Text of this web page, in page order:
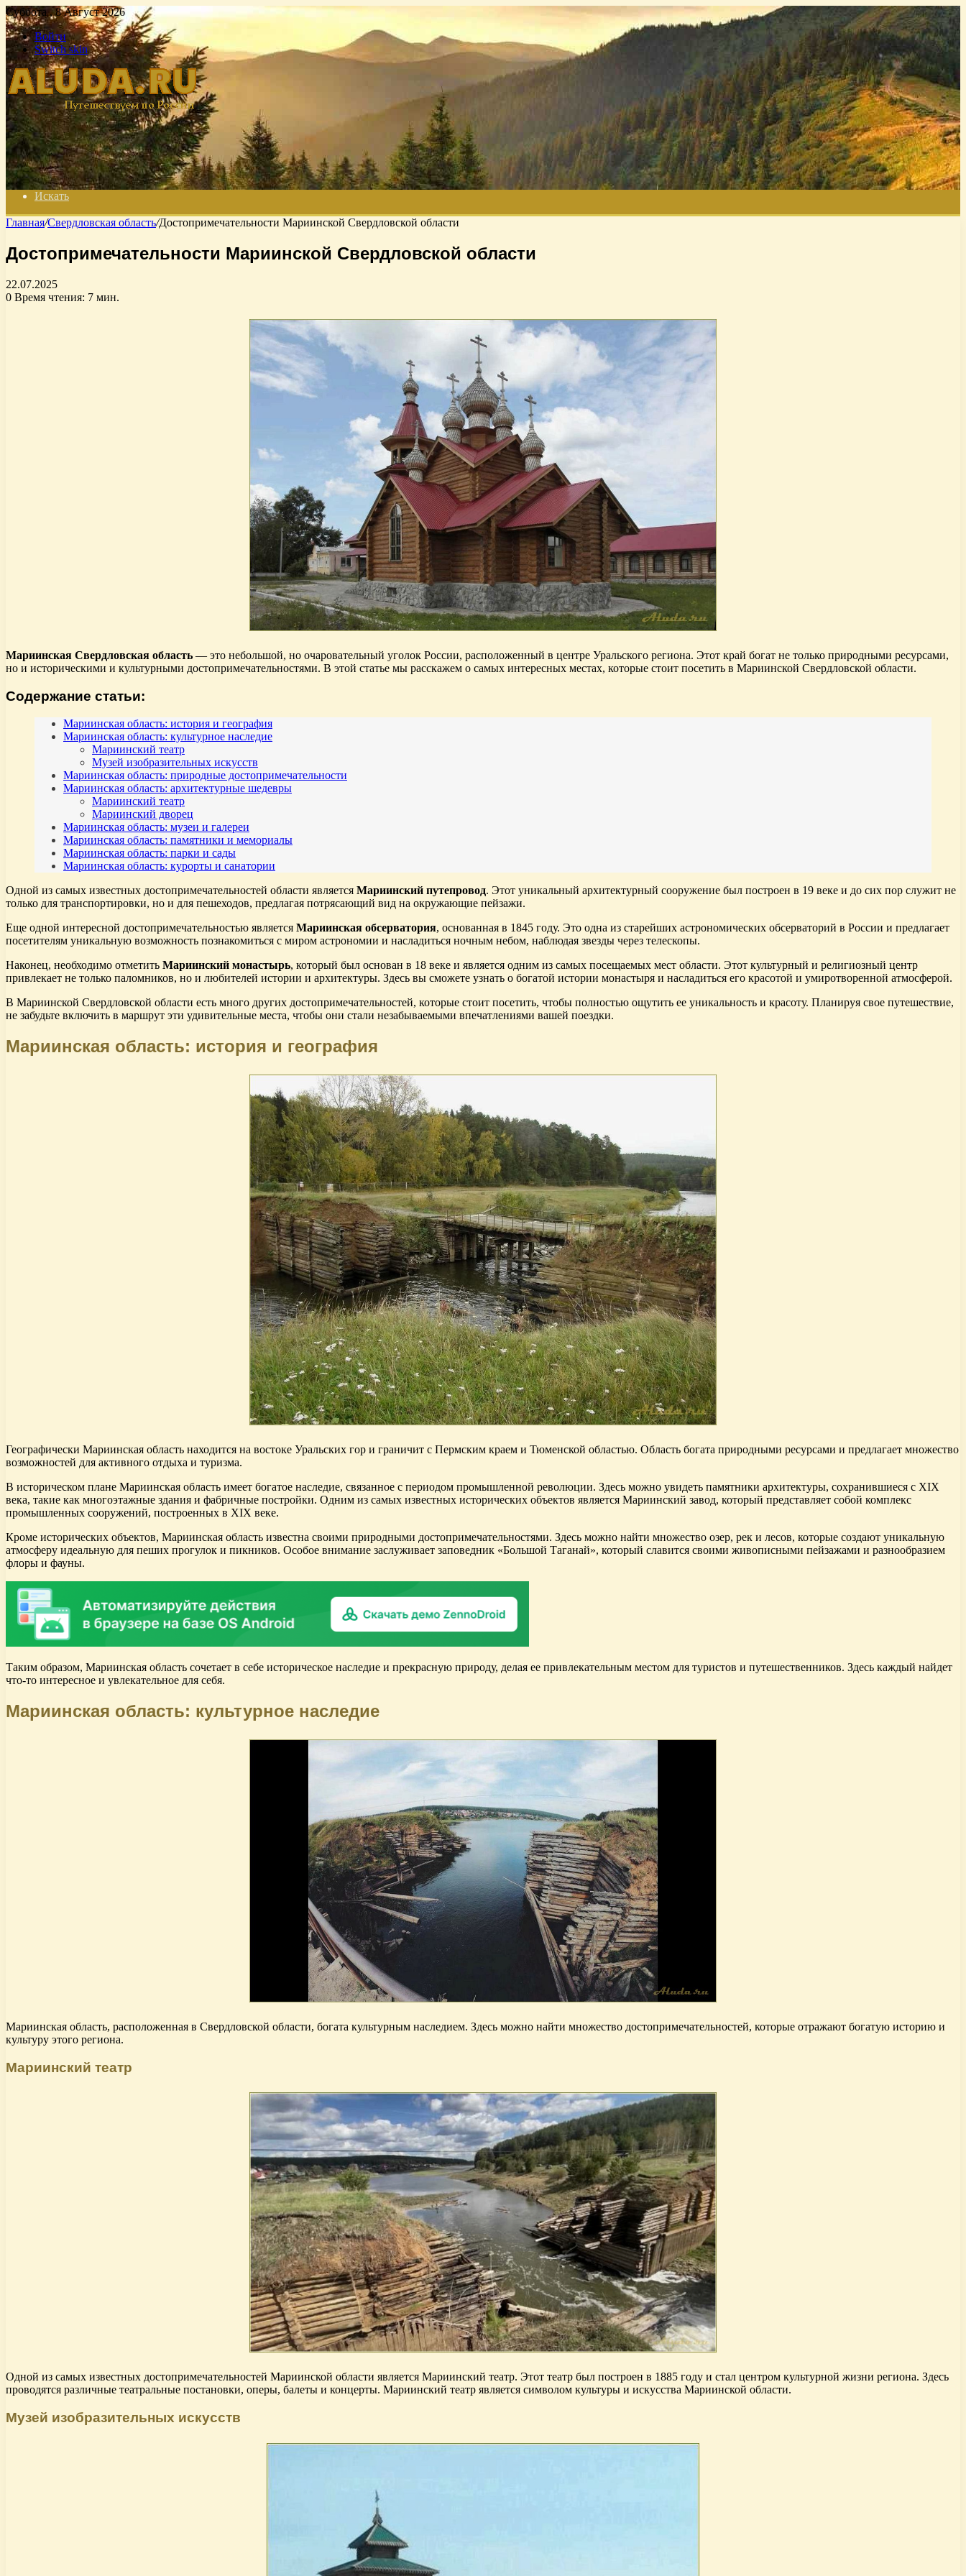
Суббота , 8 Август 2026
Войти
Switch skin
Искать
Главная/Свердловская область/Достопримечательности Мариинской Свердловской области
Достопримечательности Мариинской Свердловской области
22.07.2025
0 Время чтения: 7 мин.
Мариинская Свердловская область — это небольшой, но очаровательный уголок России, расположенный в центре Уральского региона. Этот край богат не только природными ресурсами,
но и историческими и культурными достопримечательностями. В этой статье мы расскажем о самых интересных местах, которые стоит посетить в Мариинской Свердловской области.
Содержание статьи:
Мариинская область: история и география
Мариинская область: культурное наследие
Мариинский театр
Музей изобразительных искусств
Мариинская область: природные достопримечательности
Мариинская область: архитектурные шедевры
Мариинский театр
Мариинский дворец
Мариинская область: музеи и галереи
Мариинская область: памятники и мемориалы
Мариинская область: парки и сады
Мариинская область: курорты и санатории
Одной из самых известных достопримечательностей области является Мариинский путепровод. Этот уникальный архитектурный сооружение был построен в 19 веке и до сих пор служит не
только для транспортировки, но и для пешеходов, предлагая потрясающий вид на окружающие пейзажи.
Еще одной интересной достопримечательностью является Мариинская обсерватория, основанная в 1845 году. Это одна из старейших астрономических обсерваторий в России и предлагает
посетителям уникальную возможность познакомиться с миром астрономии и насладиться ночным небом, наблюдая звезды через телескопы.
Наконец, необходимо отметить Мариинский монастырь, который был основан в 18 веке и является одним из самых посещаемых мест области. Этот культурный и религиозный центр
привлекает не только паломников, но и любителей истории и архитектуры. Здесь вы сможете узнать о богатой истории монастыря и насладиться его красотой и умиротворенной атмосферой.
В Мариинской Свердловской области есть много других достопримечательностей, которые стоит посетить, чтобы полностью ощутить ее уникальность и красоту. Планируя свое путешествие,
не забудьте включить в маршрут эти удивительные места, чтобы они стали незабываемыми впечатлениями вашей поездки.
Мариинская область: история и география
Географически Мариинская область находится на востоке Уральских гор и граничит с Пермским краем и Тюменской областью. Область богата природными ресурсами и предлагает множество
возможностей для активного отдыха и туризма.
В историческом плане Мариинская область имеет богатое наследие, связанное с периодом промышленной революции. Здесь можно увидеть памятники архитектуры, сохранившиеся с XIX
века, такие как многоэтажные здания и фабричные постройки. Одним из самых известных исторических объектов является Мариинский завод, который представляет собой комплекс
промышленных сооружений, построенных в XIX веке.
Кроме исторических объектов, Мариинская область известна своими природными достопримечательностями. Здесь можно найти множество озер, рек и лесов, которые создают уникальную
атмосферу идеальную для пеших прогулок и пикников. Особое внимание заслуживает заповедник «Большой Таганай», который славится своими живописными пейзажами и разнообразием
флоры и фауны.
Таким образом, Мариинская область сочетает в себе историческое наследие и прекрасную природу, делая ее привлекательным местом для туристов и путешественников. Здесь каждый найдет
что-то интересное и увлекательное для себя.
Мариинская область: культурное наследие
Мариинская область, расположенная в Свердловской области, богата культурным наследием. Здесь можно найти множество достопримечательностей, которые отражают богатую историю и
культуру этого региона.
Мариинский театр
Одной из самых известных достопримечательностей Мариинской области является Мариинский театр. Этот театр был построен в 1885 году и стал центром культурной жизни региона. Здесь
проводятся различные театральные постановки, оперы, балеты и концерты. Мариинский театр является символом культуры и искусства Мариинской области.
Музей изобразительных искусств